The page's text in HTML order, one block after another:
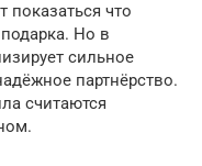
показаться что
Но в
сильное
партнёрство.
считаются